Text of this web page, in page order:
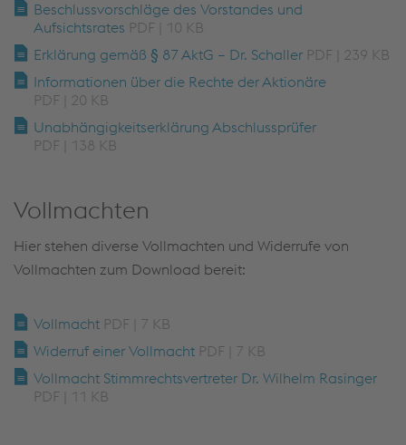
Beschlussvorschläge des Vorstandes und
Aufsichtsrates PDF | 10 KB
Erklärung gemäß § 87 AktG – Dr. Schaller PDF | 239 KB
Informationen über die Rechte der Aktionäre
PDF | 20 KB
Unabhängigkeitserklärung Abschlussprüfer
PDF | 138 KB
Vollmachten
Hier stehen diverse Vollmachten und Widerrufe von
Vollmachten zum Download bereit:
Vollmacht PDF | 7 KB
Widerruf einer Vollmacht PDF | 7 KB
Vollmacht Stimmrechtsvertreter Dr. Wilhelm Rasinger
PDF | 11 KB